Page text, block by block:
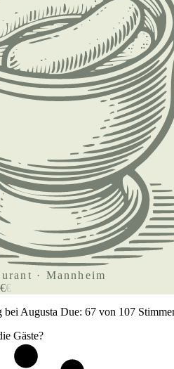
· Mannheim
€€
bei Augusta Due: 67 von 107
Gäste?